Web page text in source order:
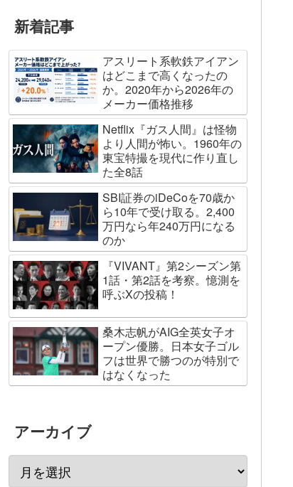
新着記事
アスリート系軟鉄アイアン
はどこまで高くなったの
か。2020年から2026年の
メーカー価格推移
Netflix『ガス人間』は怪物
より人間が怖い。1960年の
東宝特撮を現代に作り直し
た全8話
SBI証券のiDeCoを70歳か
ら10年で受け取る。2,400
万円なら年240万円になる
のか
『VIVANT』第2シーズン第
1話・第2話を考察。憶測を
呼ぶXの投稿！
桑木志帆がAIG全英女子オ
ープン優勝。日本女子ゴル
フは世界で勝つのが特別で
はなくなった
アーカイブ